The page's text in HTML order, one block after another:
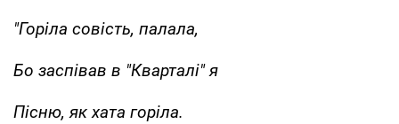
"Горіла совість, палала,
Бо заспівав в "Кварталі" я
Пісню, як хата горіла.